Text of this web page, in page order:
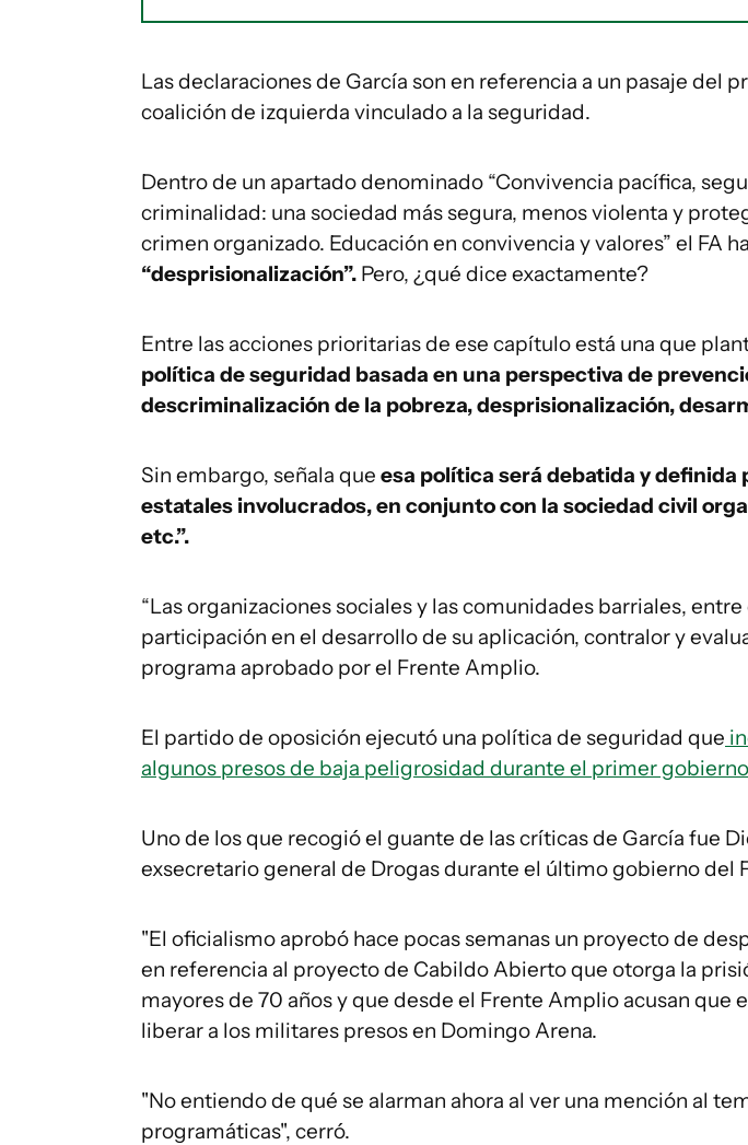
Las declaraciones de García son en referencia a un pasaje del
coalición de izquierda vinculado a la seguridad.
Dentro de un apartado denominado “Convivencia pacífica,
criminalidad: una sociedad más segura, menos violenta y
crimen organizado. Educación en convivencia y valores” el FA
“desprisionalización”. Pero, ¿qué dice exactamente?
Entre las acciones prioritarias de ese capítulo está una que
política de seguridad basada en una perspectiva de
descriminalización de la pobreza, desprisionalización,
Sin embargo, señala que esa política será debatida y definida
estatales involucrados, en conjunto con la sociedad civil
etc.”.
“Las organizaciones sociales y las comunidades barriales,
participación en el desarrollo de su aplicación, contralor y
programa aprobado por el Frente Amplio.
El partido de oposición ejecutó una política de seguridad que
algunos presos de baja peligrosidad durante el primer
Uno de los que recogió el guante de las críticas de García fue
exsecretario general de Drogas durante el último gobierno del
"El oficialismo aprobó hace pocas semanas un proyecto de
en referencia al proyecto de Cabildo Abierto que otorga la
mayores de 70 años y que desde el Frente Amplio acusan que
liberar a los militares presos en Domingo Arena.
"No entiendo de qué se alarman ahora al ver una mención al
programáticas", cerró.